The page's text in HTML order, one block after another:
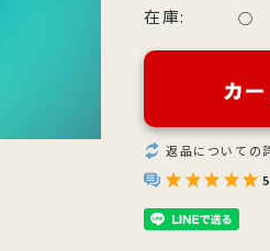
在庫: ○
返品についての